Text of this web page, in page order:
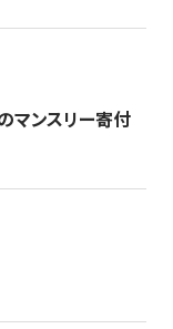
マンスリー寄付